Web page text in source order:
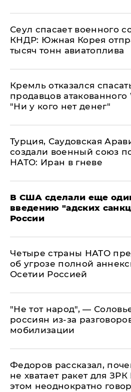
​Сеул спасает военного
КНДР: Южная Корея
тысяч тонн авиатоплива
Кремль отказался
продавцов
"Ни у кого нет денег"
Турция, Саудовская
создали военный союз
НАТО: Иран в гневе
В США сделали еще
введению "адских
России
Четыре страны НАТО
об угрозе полной
Осетии Россией
​"Не тот народ", —
россиян из-за
мобилизации
Федоров рассказал,
не хватает ракет для
этом неоднократно